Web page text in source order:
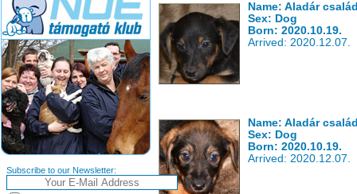
Subscribe to our Newsletter:
Name: Aladár
Sex: Dog
Born: 2020.10.19.
Arrived: 2020.12.07.
Name: Aladár
Sex: Dog
Born: 2020.10.19.
Arrived: 2020.12.07.